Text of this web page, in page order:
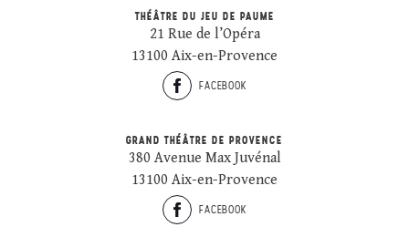
THÉÂTRE DU JEU DE PAUME
21 Rue de l’Opéra
13100 Aix-en-Provence
FACEBOOK
GRAND THÉÂTRE DE PROVENCE
380 Avenue Max Juvénal
13100 Aix-en-Provence
FACEBOOK